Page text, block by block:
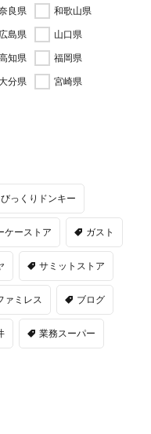
良県
和歌山県
広島県
山口県
知県
福岡県
大分県
宮崎県
びっくりドンキー
ケーストア ガスト
サミットストア
ァミレス ブログ
業務スーパー